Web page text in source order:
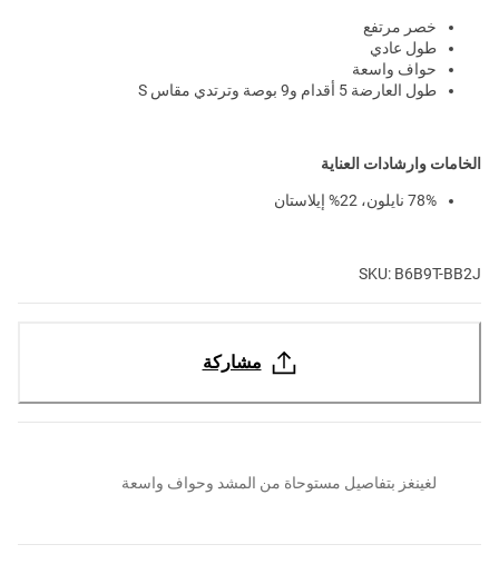
خصر مرتفع
طول عادي
حواف واسعة
طول العارضة 5 أقدام و9 بوصة وترتدي مقاس S
الخامات وارشادات العناية
78% نايلون، 22% إيلاستان
SKU: B6B9T-BB2J
مشاركة
لغينغز بتفاصيل مستوحاة من المشد وحواف واسعة